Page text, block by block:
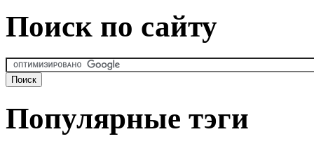
Поиск по сайту
Популярные тэги